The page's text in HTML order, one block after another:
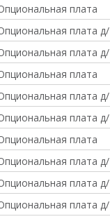
плата
плата д/
плата д/
плата
плата д/
плата д/
плата
плата д/
плата д/
плата д/